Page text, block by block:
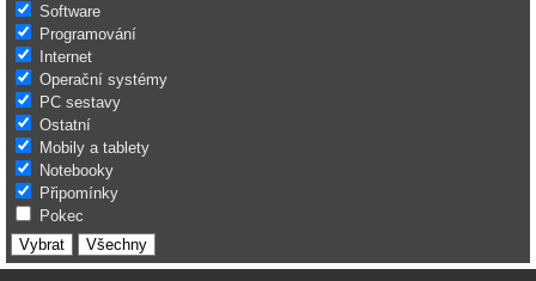
Software
Programování
Internet
Operační systémy
PC sestavy
Ostatní
Mobily a tablety
Notebooky
Připomínky
Pokec